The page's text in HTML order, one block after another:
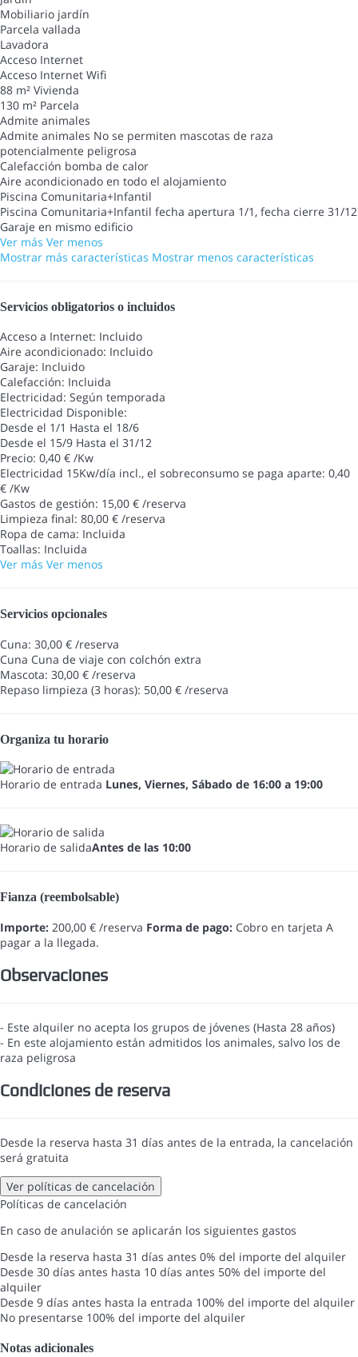
Mobiliario jardín
Parcela vallada
Lavadora
Acceso Internet
Acceso Internet Wifi
88 m² Vivienda
130 m² Parcela
Admite animales
Admite animales No se permiten mascotas de raza
potencialmente peligrosa
Calefacción bomba de calor
Aire acondicionado en todo el alojamiento
Piscina Comunitaria+Infantil
Piscina Comunitaria+Infantil fecha apertura 1/1, fecha cierre 31/12
Garaje en mismo edificio
Ver más Ver menos
Mostrar más características Mostrar menos características
Servicios obligatorios o incluidos
Acceso a Internet: Incluido
Aire acondicionado: Incluido
Garaje: Incluido
Calefacción: Incluida
Electricidad: Según temporada
Electricidad Disponible:
Desde el 1/1 Hasta el 18/6
Desde el 15/9 Hasta el 31/12
Precio: 0,40 € /Kw
Electricidad 15Kw/día incl., el sobreconsumo se paga aparte: 0,40
€ /Kw
Gastos de gestión: 15,00 € /reserva
Limpieza final: 80,00 € /reserva
Ropa de cama: Incluida
Toallas: Incluida
Ver más Ver menos
Servicios opcionales
Cuna: 30,00 € /reserva
Cuna Cuna de viaje con colchón extra
Mascota: 30,00 € /reserva
Repaso limpieza (3 horas): 50,00 € /reserva
Organiza tu horario
Horario de entrada Lunes, Viernes, Sábado de 16:00 a 19:00
Horario de salidaAntes de las 10:00
Fianza (reembolsable)
Importe: 200,00 € /reserva Forma de pago: Cobro en tarjeta A
pagar a la llegada.
Observaciones
- Este alquiler no acepta los grupos de jóvenes (Hasta 28 años)
- En este alojamiento están admitidos los animales, salvo los de
raza peligrosa
Condiciones de reserva
Desde la reserva hasta 31 días antes de la entrada, la cancelación
será gratuita
Ver políticas de cancelación
Políticas de cancelación
En caso de anulación se aplicarán los siguientes gastos
Desde la reserva hasta 31 días antes 0% del importe del alquiler
Desde 30 días antes hasta 10 días antes 50% del importe del
alquiler
Desde 9 días antes hasta la entrada 100% del importe del alquiler
No presentarse 100% del importe del alquiler
Notas adicionales